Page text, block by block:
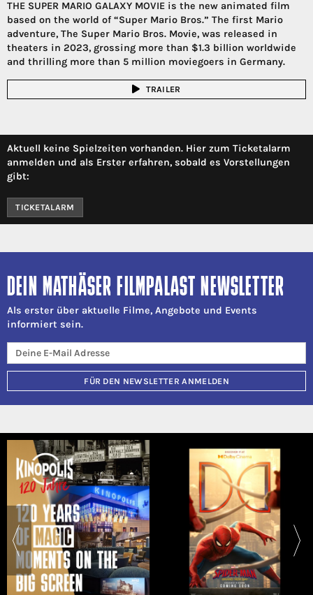
THE SUPER MARIO GALAXY MOVIE is the new animated film
based on the world of “Super Mario Bros.” The first Mario
adventure, The Super Mario Bros. Movie, was released in
theaters in 2023, grossing more than $1.3 billion worldwide
and thrilling more than 5 million moviegoers in Germany.
TRAILER
Aktuell keine Spielzeiten vorhanden. Hier zum Ticketalarm
anmelden und als Erster erfahren, sobald es Vorstellungen
gibt:
TICKETALARM
DEIN MATHÄSER FILMPALAST NEWSLETTER
Als erster über aktuelle Filme, Angebote und Events
informiert sein.
FÜR DEN NEWSLETTER ANMELDEN